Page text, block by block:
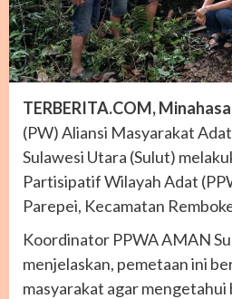
TERBERITA.COM, Minahasa
(PW) Aliansi Masyarakat
Sulawesi Utara (Sulut)
Partisipatif Wilayah Adat
Parepei, Kecamatan
Koordinator PPWA AMAN
menjelaskan, pemetaan ini
masyarakat agar